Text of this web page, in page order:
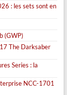
: les sets sont en
(GWP)
The Darksaber
Series : la
NCC-1701